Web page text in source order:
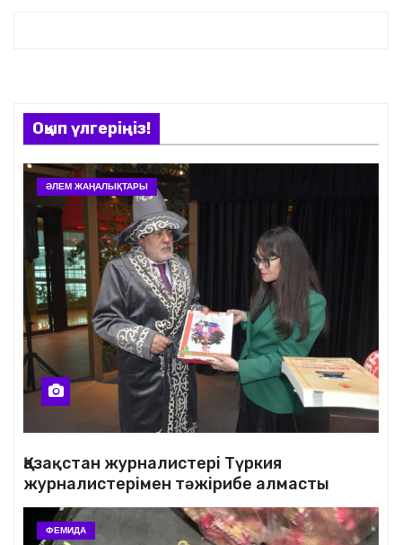
Оқып үлгеріңіз!
ӘЛЕМ ЖАҢАЛЫҚТАРЫ
Қазақстан журналистері Түркия
журналистерімен тәжірибе алмасты
ФЕМИДА